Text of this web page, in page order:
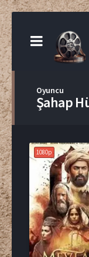
Oyuncu
Şahap
1080p